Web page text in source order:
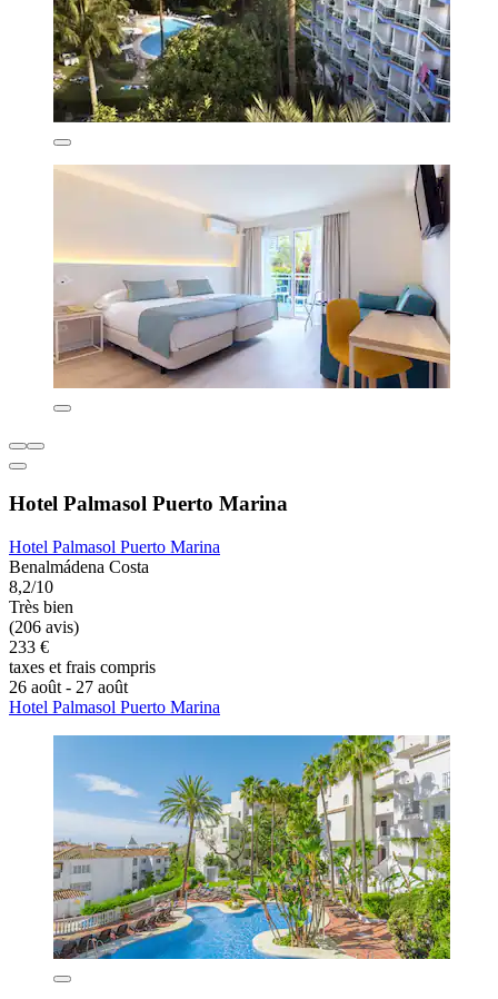
Hotel Palmasol Puerto Marina
Hotel Palmasol Puerto Marina
Benalmádena Costa
8,2/10
Très bien
(206 avis)
233 €
taxes et frais compris
26 août - 27 août
Hotel Palmasol Puerto Marina